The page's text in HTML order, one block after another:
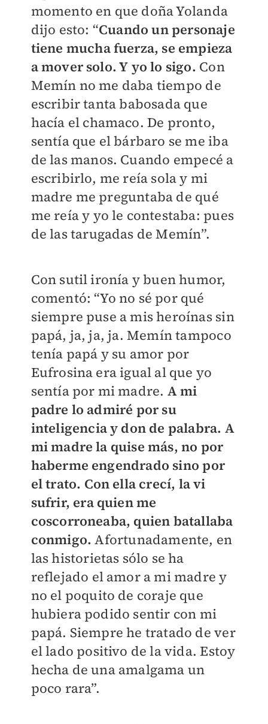
momento en que doña Yolanda
dijo esto: “Cuando un personaje
tiene mucha fuerza, se empieza
a mover solo. Y yo lo sigo. Con
Memín no me daba tiempo de
escribir tanta babosada que
hacía el chamaco. De pronto,
sentía que el bárbaro se me iba
de las manos. Cuando empecé a
escribirlo, me reía sola y mi
madre me preguntaba de qué
me reía y yo le contestaba: pues
de las tarugadas de Memín”.
Con sutil ironía y buen humor,
comentó: “Yo no sé por qué
siempre puse a mis heroínas sin
papá, ja, ja, ja. Memín tampoco
tenía papá y su amor por
Eufrosina era igual al que yo
sentía por mi madre. A mi
padre lo admiré por su
inteligencia y don de palabra. A
mi madre la quise más, no por
haberme engendrado sino por
el trato. Con ella crecí, la vi
sufrir, era quien me
coscorroneaba, quien batallaba
conmigo. Afortunadamente, en
las historietas sólo se ha
reflejado el amor a mi madre y
no el poquito de coraje que
hubiera podido sentir con mi
papá. Siempre he tratado de ver
el lado positivo de la vida. Estoy
hecha de una amalgama un
poco rara”.